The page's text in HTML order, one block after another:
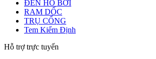
ĐÈN HỒ BƠI
RAM DỐC
TRỤ CỔNG
Tem Kiểm Định
Hỗ trợ trực tuyến